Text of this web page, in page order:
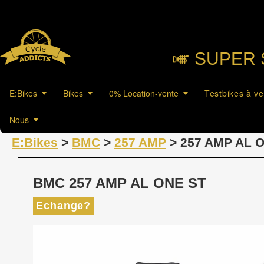
🎺︎ SUPER
E:Bikes Bikes 0% Location-vente Testbikes à
Nous
E:Bikes > BMC > 257 AMP > 257 AMP AL
BMC 257 AMP AL ONE ST
Echange?